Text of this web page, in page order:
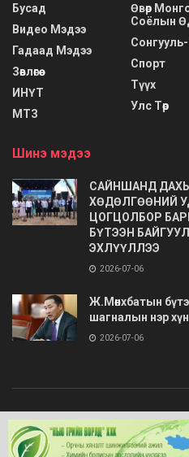
Бусад
Видео Мэдээ
Гадаад Мэдээ
Зөвлөгөө
ИНҮТ
МТЗ
Өвөр
Соёлын
Спорт
Түүх
Улс Төр
Шинэ мэдээ
САЙНШАНД
ХӨДӨЛГӨӨНИЙ
ЦОГЦОЛБОР
БҮТЭЭН
ЭХЛҮҮЛЛЭЭ
2026-07-06
Ж.Мөнхбатын
шагналын нэр
2026-07-06
© 2020 Barimt.com- Зохиогчийн эрх
ONLINE MEDIA LLC.